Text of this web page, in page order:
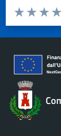
Valuta da 1 a 5
Valuta 2
Valuta 1